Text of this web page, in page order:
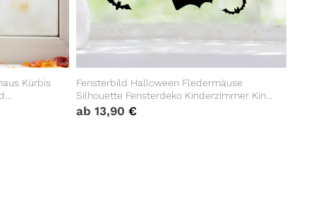
Kürbis
Fensterbild Halloween Fledermäuse
Silhouette Fensterdeko Kinderzimmer Kind
Fensterfolie Fensterdekoration
ab 13,90 €